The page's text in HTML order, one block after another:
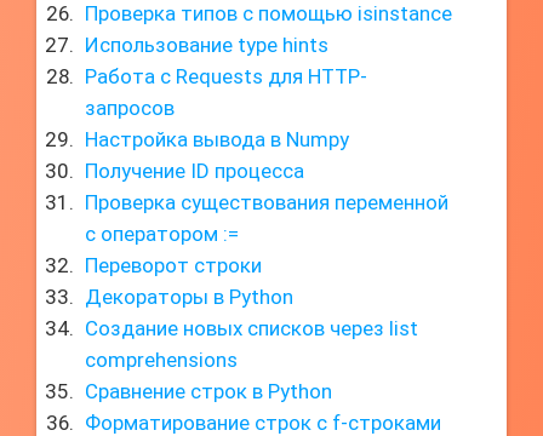
Проверка типов с помощью isinstance
Использование type hints
Работа с Requests для HTTP-
запросов
Настройка вывода в Numpy
Получение ID процесса
Проверка существования переменной
с оператором :=
Переворот строки
Декораторы в Python
Создание новых списков через list
comprehensions
Сравнение строк в Python
Форматирование строк с f-строками